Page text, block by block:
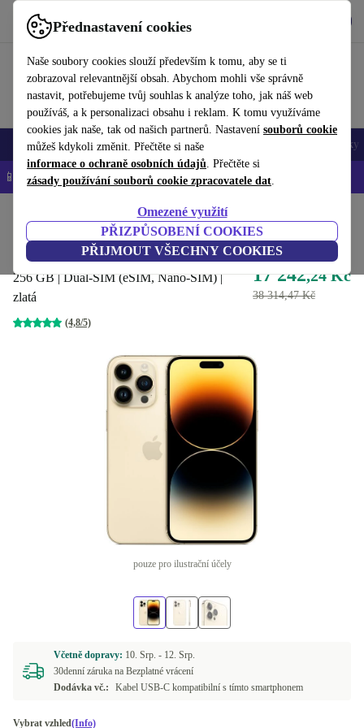
Přednastavení cookies
Naše soubory cookies slouží především k tomu, aby se ti
zobrazoval relevantnější obsah. Abychom mohli vše správně
nastavit, potřebujeme tvůj souhlas k analýze toho, jak náš web
používáš, a k personalizaci obsahu i reklam. K tomu využíváme
cookies jak naše, tak od našich partnerů. Nastavení souborů cookie
můžeš kdykoli změnit. Přečtěte si naše
informace o ochraně osobních údajů. Přečtěte si
zásady používání souborů cookie zpracovatele dat.
Omezené využití
PŘIZPŮSOBENÍ COOKIES
PŘIJMOUT VŠECHNY COOKIES
Používejte refurbed rychle a snadno
Mobily a smartphony Notebooky Tablety Doplňky
📱 -5 % NAVÍC na všechny iPhony – kód: IPHONEDEAL-
Mobily a smartphony iPhony
iPhone 14 Pro Max
256 GB | Dual-SIM (eSIM, Nano-SIM) |
zlatá
(4,8/5)
17 242,24 Kč
38 314,47 Kč
pouze pro ilustrační účely
Včetně dopravy: 10. Srp. - 12. Srp.
30denní záruka na Bezplatné vrácení
Dodávka vč.:
Kabel USB-C kompatibilní s tímto smartphonem
Vybrat vzhled(Info)